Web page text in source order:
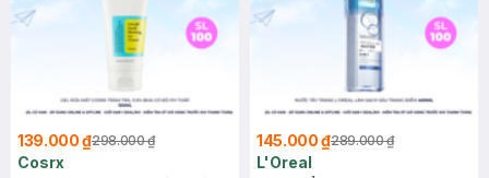
139.000 ₫298.000 ₫
Cosrx
145.000 ₫289.000 ₫
L'Oreal